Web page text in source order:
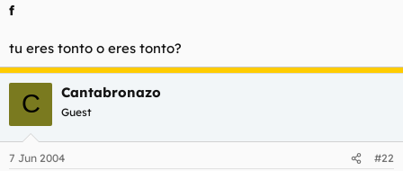
f
tu eres tonto o eres tonto?
C Cantabronazo
Guest
7 Jun 2004 #22